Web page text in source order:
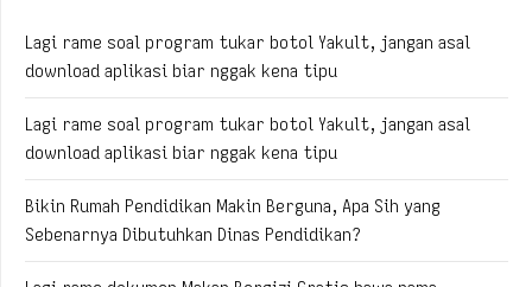
Lagi rame soal program tukar botol Yakult, jangan asal
download aplikasi biar nggak kena tipu
Lagi rame soal program tukar botol Yakult, jangan asal
download aplikasi biar nggak kena tipu
Bikin Rumah Pendidikan Makin Berguna, Apa Sih yang
Sebenarnya Dibutuhkan Dinas Pendidikan?